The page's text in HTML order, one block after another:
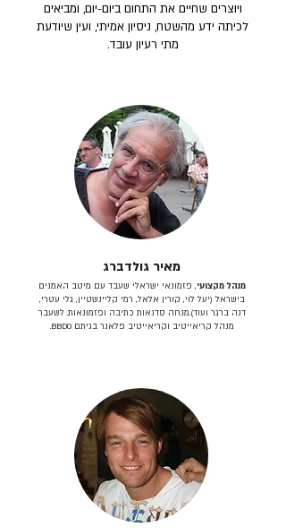
ויוצרים שחיים את התחום ביום-יום, ומביאים
לכיתה ידע מהשטח, ניסיון אמיתי, ועין שיודעת
מתי רעיון עובד.
מאיר גולדברג
מנהל מקצועי, פזמונאי ישראלי שעבד עם מיטב האמנים
בישראל (יעל לוי, קורין אלאל, רמי קליינשטיין, גלי עטרי,
דנה ברגר ועוד).מנחה סדנאות כתיבה ופזמונאות. לשעבר
מנהל קריאייטיב וקריאייטיב פלאנר בגיתם BBDO.